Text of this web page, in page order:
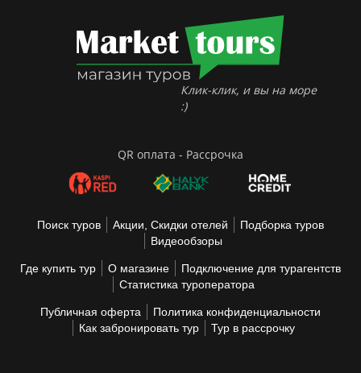
Клик-клик, и вы на море
:)
QR оплата - Рассрочка
Поиск туров Акции, Скидки отелей
Подборка туров
Видеообзоры
Где купить тур О магазине
Подключение для турагентств
Статистика туроператора
Публичная оферта
Политика конфиденциальности
Как забронировать тур
Тур в рассрочку